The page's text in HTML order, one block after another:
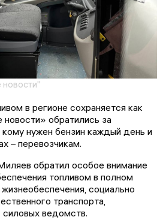
в регионе сохраняется как
новости» обратились за
нужен бензин каждый день и
– перевозчикам.
обратил особое внимание
топливом в полном
социально
транспорта,
силовых ведомств.